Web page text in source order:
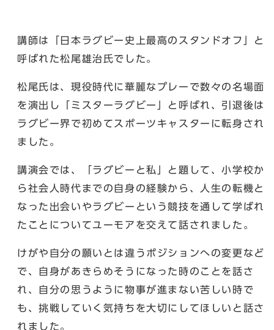
講師は「日本ラグビー史上最高のスタンドオフ」と
呼ばれた松尾雄治氏でした。
松尾氏は、現役時代に華麗なプレーで数々の名場面
を演出し「ミスターラグビー」と呼ばれ、引退後は
ラグビー界で初めてスポーツキャスターに転身され
ました。
講演会では、「ラグビーと私」と題して、小学校か
ら社会人時代までの自身の経験から、人生の転機と
なった出会いやラグビーという競技を通して学ばれ
たことについてユーモアを交えて話されました。
けがや自分の願いとは違うポジションへの変更など
で、自身があきらめそうになった時のことを話さ
れ、自分の思うように物事が進まない苦しい時で
も、挑戦していく気持ちを大切にしてほしいと話さ
れました。